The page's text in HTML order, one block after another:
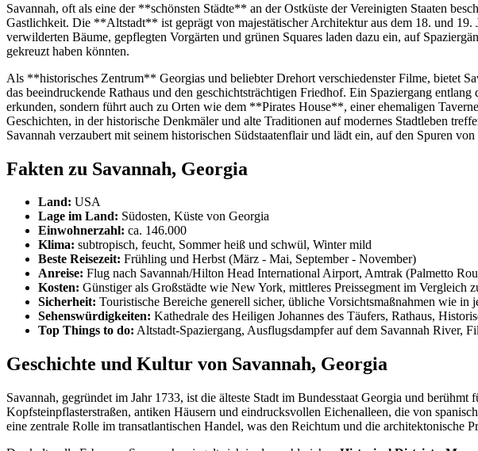
Savannah, oft als eine der **schönsten Städte** an der Ostküste der Vereinigten Staaten
Gastlichkeit. Die **Altstadt** ist geprägt von majestätischer Architektur aus dem 18. und 19.
verwilderten Bäume, gepflegten Vorgärten und grünen Squares laden dazu ein, auf
gekreuzt haben könnten.
Als **historisches Zentrum** Georgias und beliebter Drehort verschiedenster Filme, bietet
das beeindruckende Rathaus und den geschichtsträchtigen Friedhof. Ein Spaziergang
erkunden, sondern führt auch zu Orten wie dem **Pirates House**, einer ehemaligen
Geschichten, in der historische Denkmäler und alte Traditionen auf modernes Stadtleben
Savannah verzaubert mit seinem historischen Südstaatenflair und lädt ein, auf den Spuren
Fakten zu Savannah, Georgia
Land: USA
Lage im Land: Südosten, Küste von Georgia
Einwohnerzahl: ca. 146.000
Klima: subtropisch, feucht, Sommer heiß und schwül, Winter mild
Beste Reisezeit: Frühling und Herbst (März - Mai, September - November)
Anreise: Flug nach Savannah/Hilton Head International Airport, Amtrak (Palmetto
Kosten: Günstiger als Großstädte wie New York, mittleres Preissegment im Vergleich
Sicherheit: Touristische Bereiche generell sicher, übliche Vorsichtsmaßnahmen wie in
Sehenswürdigkeiten: Kathedrale des Heiligen Johannes des Täufers, Rathaus,
Top Things to do: Altstadt-Spaziergang, Ausflugsdampfer auf dem Savannah River,
Geschichte und Kultur von Savannah, Georgia
Savannah, gegründet im Jahr 1733, ist die älteste Stadt im Bundesstaat Georgia und
Kopfsteinpflasterstraßen, antiken Häusern und eindrucksvollen Eichenalleen, die von
eine zentrale Rolle im transatlantischen Handel, was den Reichtum und die architektonische